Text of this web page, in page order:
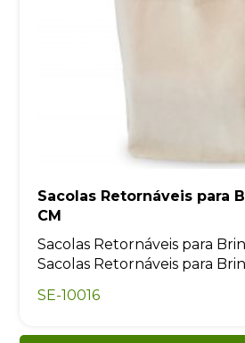
Sacolas Retornáveis para
CM
Sacolas Retornáveis para
Sacolas Retornáveis para
SE-10016